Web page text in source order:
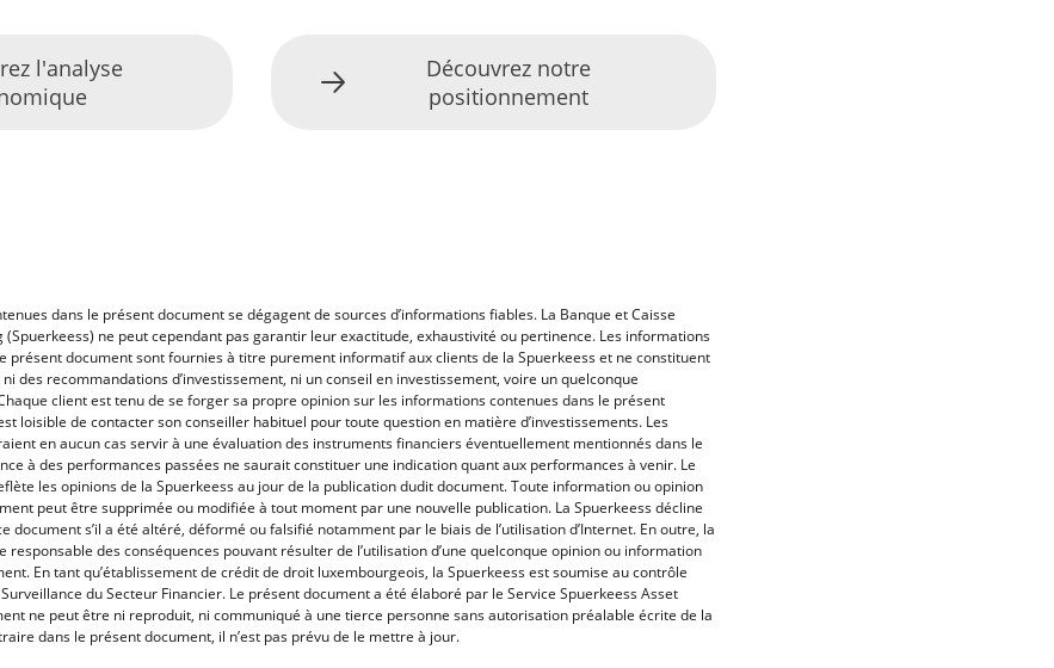
l'analyse
Découvrez notre
positionnement
dans le présent document se dégagent de sources d’informations fiables. La Banque et Caisse
(Spuerkeess) ne peut cependant pas garantir leur exactitude, exhaustivité ou pertinence. Les informations
présent document sont fournies à titre purement informatif aux clients de la Spuerkeess et ne constituent
des recommandations d’investissement, ni un conseil en investissement, voire un quelconque
client est tenu de se forger sa propre opinion sur les informations contenues dans le présent
loisible de contacter son conseiller habituel pour toute question en matière d’investissements. Les
en aucun cas servir à une évaluation des instruments financiers éventuellement mentionnés dans le
à des performances passées ne saurait constituer une indication quant aux performances à venir. Le
les opinions de la Spuerkeess au jour de la publication dudit document. Toute information ou opinion
peut être supprimée ou modifiée à tout moment par une nouvelle publication. La Spuerkeess décline
document s’il a été altéré, déformé ou falsifié notamment par le biais de l’utilisation d’Internet. En outre, la
responsable des conséquences pouvant résulter de l’utilisation d’une quelconque opinion ou information
En tant qu’établissement de crédit de droit luxembourgeois, la Spuerkeess est soumise au contrôle
du Secteur Financier. Le présent document a été élaboré par le Service Spuerkeess Asset
ne peut être ni reproduit, ni communiqué à une tierce personne sans autorisation préalable écrite de la
dans le présent document, il n’est pas prévu de le mettre à jour.